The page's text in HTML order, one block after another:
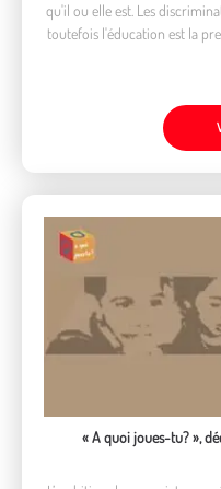
qu'il ou elle est. Les
toutefois l'éducation est la
« A quoi joues-tu? »,